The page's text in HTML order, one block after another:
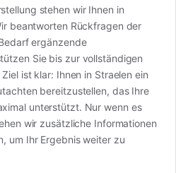
stehen wir Ihnen in
beantworten Rückfragen der
ergänzende
Sie bis zur vollständigen
ist klar: Ihnen in Straelen ein
bereitzustellen, das Ihre
unterstützt. Nur wenn es
wir zusätzliche Informationen
um Ihr Ergebnis weiter zu